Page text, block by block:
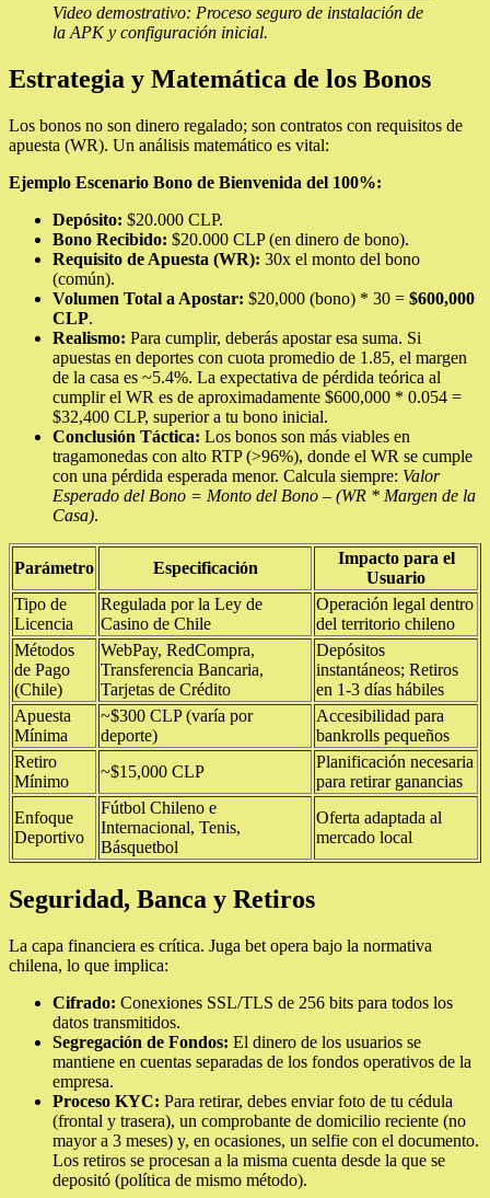
Video demostrativo: Proceso seguro de instalación de
la APK y configuración inicial.
Estrategia y Matemática de los Bonos
Los bonos no son dinero regalado; son contratos con requisitos de
apuesta (WR). Un análisis matemático es vital:
Ejemplo Escenario Bono de Bienvenida del 100%:
Depósito: $20.000 CLP.
Bono Recibido: $20.000 CLP (en dinero de bono).
Requisito de Apuesta (WR): 30x el monto del bono
(común).
Volumen Total a Apostar: $20,000 (bono) * 30 = $600,000
CLP.
Realismo: Para cumplir, deberás apostar esa suma. Si
apuestas en deportes con cuota promedio de 1.85, el margen
de la casa es ~5.4%. La expectativa de pérdida teórica al
cumplir el WR es de aproximadamente $600,000 * 0.054 =
$32,400 CLP, superior a tu bono inicial.
Conclusión Táctica: Los bonos son más viables en
tragamonedas con alto RTP (>96%), donde el WR se cumple
con una pérdida esperada menor. Calcula siempre: Valor
Esperado del Bono = Monto del Bono – (WR * Margen de la
Casa).
Parámetro Especificación
Impacto para el
Usuario
Tipo de
Licencia
Regulada por la Ley de
Casino de Chile
Operación legal dentro
del territorio chileno
Métodos
de Pago
(Chile)
WebPay, RedCompra,
Transferencia Bancaria,
Tarjetas de Crédito
Depósitos
instantáneos; Retiros
en 1-3 días hábiles
Apuesta
Mínima
~$300 CLP (varía por
deporte)
Accesibilidad para
bankrolls pequeños
Retiro
Mínimo
~$15,000 CLP
Planificación necesaria
para retirar ganancias
Enfoque
Deportivo
Fútbol Chileno e
Internacional, Tenis,
Básquetbol
Oferta adaptada al
mercado local
Seguridad, Banca y Retiros
La capa financiera es crítica. Juga bet opera bajo la normativa
chilena, lo que implica:
Cifrado: Conexiones SSL/TLS de 256 bits para todos los
datos transmitidos.
Segregación de Fondos: El dinero de los usuarios se
mantiene en cuentas separadas de los fondos operativos de la
empresa.
Proceso KYC: Para retirar, debes enviar foto de tu cédula
(frontal y trasera), un comprobante de domicilio reciente (no
mayor a 3 meses) y, en ocasiones, un selfie con el documento.
Los retiros se procesan a la misma cuenta desde la que se
depositó (política de mismo método).